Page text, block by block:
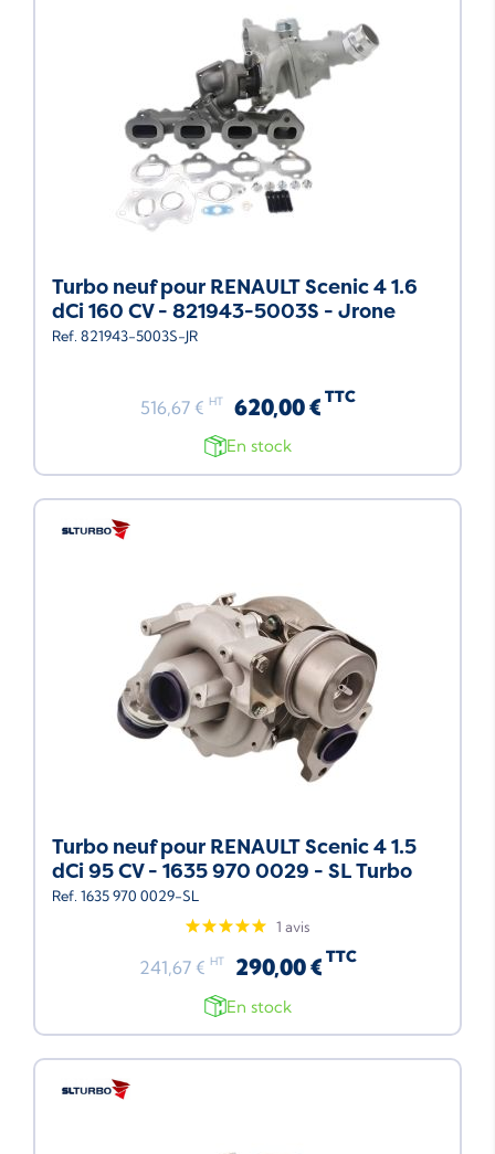
Turbo neuf pour RENAULT Scenic 4 1.6
dCi 160 CV - 821943-5003S - Jrone
Ref. 821943-5003S-JR
516,67 € HT 620,00 € TTC
En stock
Turbo neuf pour RENAULT Scenic 4 1.5
dCi 95 CV - 1635 970 0029 - SL Turbo
Ref. 1635 970 0029-SL
1 avis
241,67 € HT 290,00 € TTC
En stock